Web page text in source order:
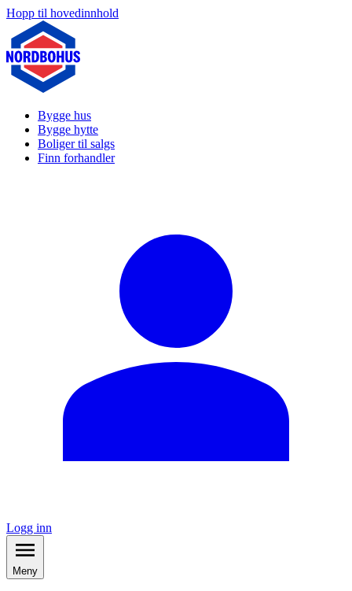
Hopp til hovedinnhold
Bygge hus
Bygge hytte
Boliger til salgs
Finn forhandler
Logg inn
Meny